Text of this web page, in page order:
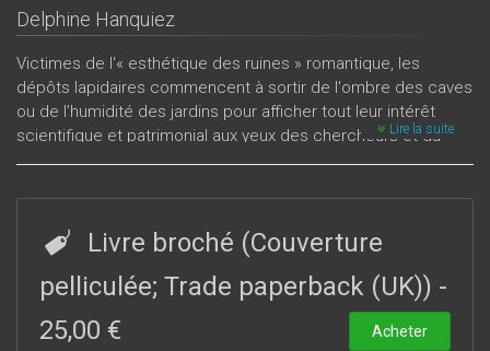
Delphine Hanquiez
Victimes de l'« esthétique des ruines » romantique, les
dépôts lapidaires commencent à sortir de l'ombre des caves
ou de l’humidité des jardins pour afficher tout leur intérêt
scientifique et patrimonial aux yeux des chercheurs et du
public. Leur statut reste pourtant problématique puisque ces
en soi. Ainsi, ils peuvent aussi bien avoir fait partie de la
décoration d’un édifice encore en élévation qu’être de
simples matériaux d’un monument disparu. Qui plus est, les
vestiges d’un seul ouvrage sont parfois dispersés dans
plusieurs dépôts de statuts différents, tandis qu’un seul lieu
Lire la suite
Livre broché (Couverture
pelliculée; Trade paperback (UK)) -
25,00 €
Acheter